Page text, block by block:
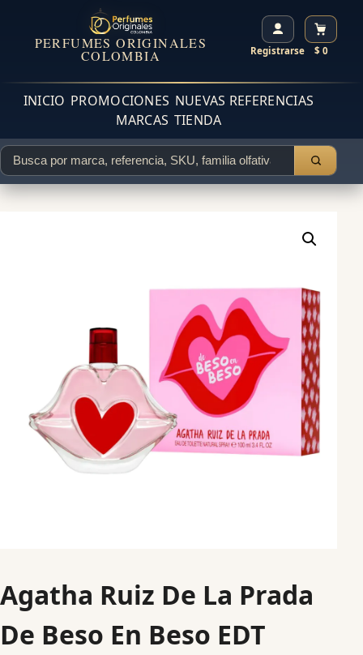
PERFUMES ORIGINALES
COLOMBIA Registrarse $ 0
INICIO PROMOCIONES NUEVAS REFERENCIAS
MARCAS TIENDA
Agatha Ruiz De La Prada
De Beso En Beso EDT